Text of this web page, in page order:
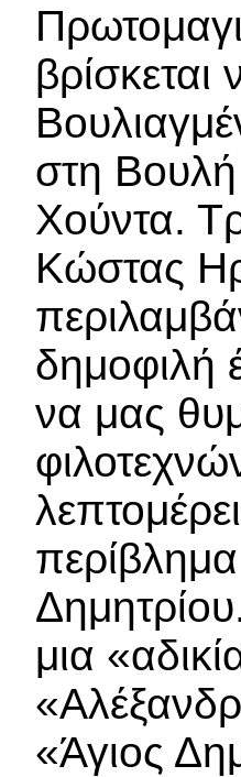
στη Βουλή
Χούντα.
Κώστας
δημοφιλή
να μας
μια
«Άγιος